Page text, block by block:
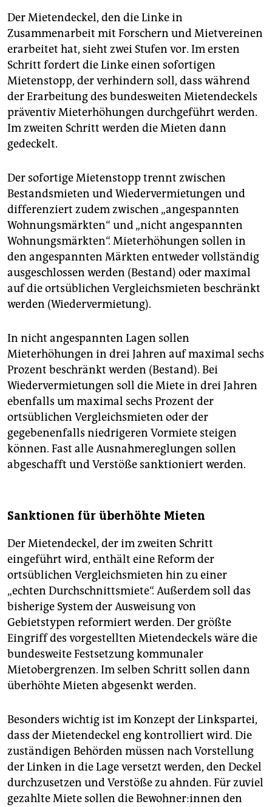
Der Mietendeckel, den die Linke in
Zusammenarbeit mit Forschern und Mietvereinen
erarbeitet hat, sieht zwei Stufen vor. Im ersten
Schritt fordert die Linke einen sofortigen
Mietenstopp, der verhindern soll, dass während
der Erarbeitung des bundesweiten Mietendeckels
präventiv Mieterhöhungen durchgeführt werden.
Im zweiten Schritt werden die Mieten dann
gedeckelt.
Der sofortige Mietenstopp trennt zwischen
Bestandsmieten und Wiedervermietungen und
differenziert zudem zwischen „angespannten
Wohnungsmärkten“ und „nicht angespannten
Wohnungsmärkten“. Mieterhöhungen sollen in
den angespannten Märkten entweder vollständig
ausgeschlossen werden (Bestand) oder maximal
auf die ortsüblichen Vergleichsmieten beschränkt
werden (Wiedervermietung).
In nicht angespannten Lagen sollen
Mieterhöhungen in drei Jahren auf maximal sechs
Prozent beschränkt werden (Bestand). Bei
Wiedervermietungen soll die Miete in drei Jahren
ebenfalls um maximal sechs Prozent der
ortsüblichen Vergleichsmieten oder der
gegebenenfalls niedrigeren Vormiete steigen
können. Fast alle Ausnahmereglungen sollen
abgeschafft und Verstöße sanktioniert werden.
Sanktionen für überhöhte Mieten
Der Mietendeckel, der im zweiten Schritt
eingeführt wird, enthält eine Reform der
ortsüblichen Vergleichsmieten hin zu einer
„echten Durchschnittsmiete“. Außerdem soll das
bisherige System der Ausweisung von
Gebietstypen reformiert werden. Der größte
Eingriff des vorgestellten Mietendeckels wäre die
bundesweite Festsetzung kommunaler
Mietobergrenzen. Im selben Schritt sollen dann
überhöhte Mieten abgesenkt werden.
Besonders wichtig ist im Konzept der Linkspartei,
dass der Mietendeckel eng kontrolliert wird. Die
zuständigen Behörden müssen nach Vorstellung
der Linken in die Lage versetzt werden, den Deckel
durchzusetzen und Verstöße zu ahnden. Für zuviel
gezahlte Miete sollen die Be­woh­ne­r:in­nen den